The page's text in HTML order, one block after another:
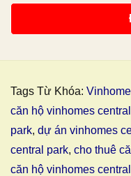
Tags Từ Khóa:
căn hộ vinhomes
park, dự án vinhomes
central park, cho thuê
căn hộ vinhomes